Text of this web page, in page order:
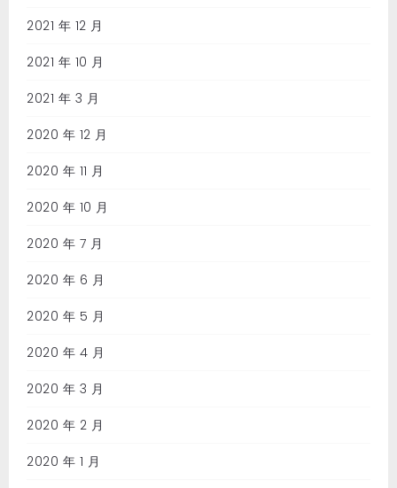
2021 年 12 月
2021 年 10 月
2021 年 3 月
2020 年 12 月
2020 年 11 月
2020 年 10 月
2020 年 7 月
2020 年 6 月
2020 年 5 月
2020 年 4 月
2020 年 3 月
2020 年 2 月
2020 年 1 月